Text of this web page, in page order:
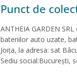
Punct de
ANTHEIA GARDEN
bateriilor auto uzate,
Joița, la adresa: sat
Sediu social:București,